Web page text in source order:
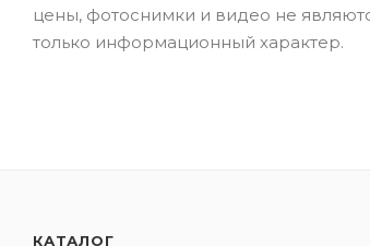
цены, фотоснимки и видео не
только информационный характер.
КАТАЛОГ